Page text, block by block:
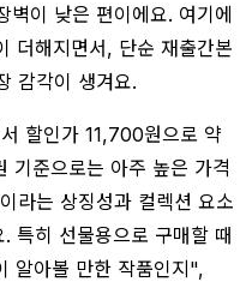
벽이 낮은 편이에요. 여기에
더해지면서, 단순 재출간본
감각이 생겨요.
할인가 11,700원으로 약
기준으로는 아주 높은 가격
라는 상징성과 컬렉션 요소
특히 선물용으로 구매할 때
알아볼 만한 작품인지",